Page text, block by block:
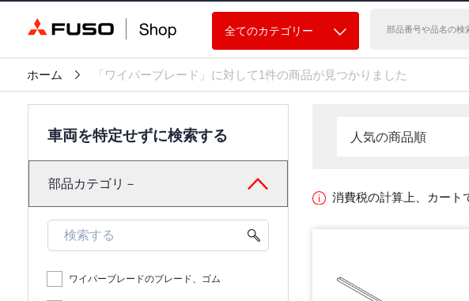
全てのカテゴリー
ホーム 「ワイパーブレード」に対して1件の商品が見つかりました
車両を特定せずに検索する
部品カテゴリ－
ワイパーブレードのブレード、ゴム
人気の商品順
消費税の計算上、カート